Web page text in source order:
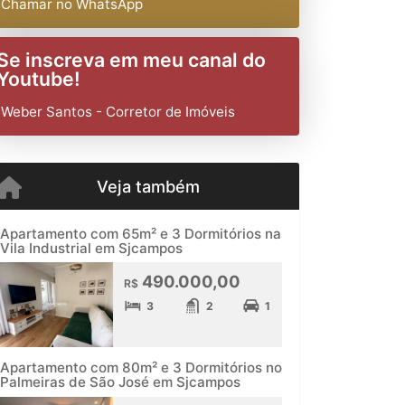
Chamar no WhatsApp
inscreva em meu canal do
Weber Santos - Corretor de Imóveis
Veja também
Apartamento com 65m² e 3 Dormitórios na
Vila Industrial em Sjcampos
R$490.000,00
3 2 1
Apartamento com 80m² e 3 Dormitórios no
Palmeiras de São José em Sjcampos